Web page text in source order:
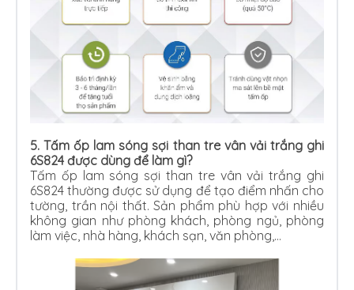
5. Tấm ốp lam sóng sợi than tre vân vải trắng ghi
6S824 được dùng để làm gì?
Tấm ốp lam sóng sợi than tre vân vải trắng ghi
6S824 thường được sử dụng để tạo điểm nhấn cho
tường, trần nội thất. Sản phẩm phù hợp với nhiều
không gian như phòng khách, phòng ngủ, phòng
làm việc, nhà hàng, khách sạn, văn phòng,…